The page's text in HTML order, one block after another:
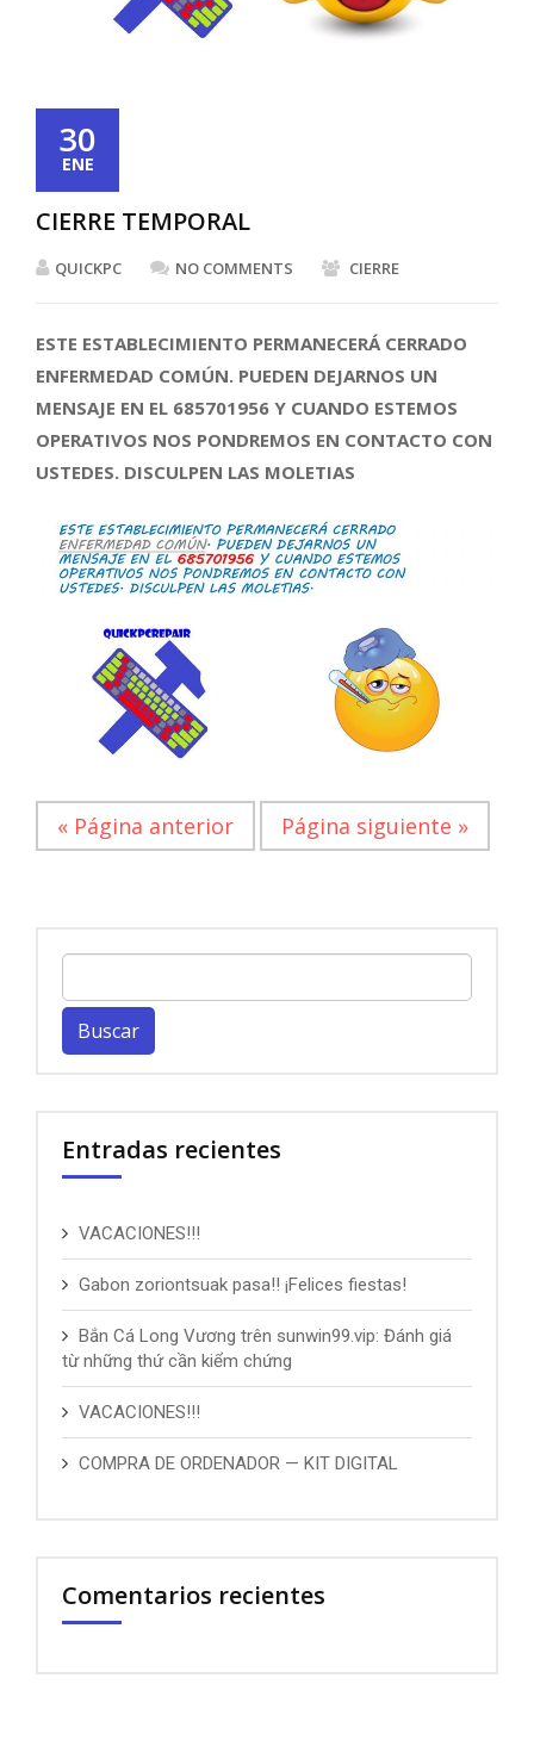
30
ENE
CIERRE TEMPORAL
QUICKPC NO COMMENTS CIERRE
ESTE ESTABLECIMIENTO PERMANECERÁ CERRADO
ENFERMEDAD COMÚN. PUEDEN DEJARNOS UN
MENSAJE EN EL 685701956 Y CUANDO ESTEMOS
OPERATIVOS NOS PONDREMOS EN CONTACTO CON
USTEDES. DISCULPEN LAS MOLETIAS
« Página anterior Página siguiente »
Entradas recientes
VACACIONES!!!
Gabon zoriontsuak pasa!! ¡Felices fiestas!
Bắn Cá Long Vương trên sunwin99.vip: Đánh giá
từ những thứ cần kiểm chứng
VACACIONES!!!
COMPRA DE ORDENADOR — KIT DIGITAL
Comentarios recientes